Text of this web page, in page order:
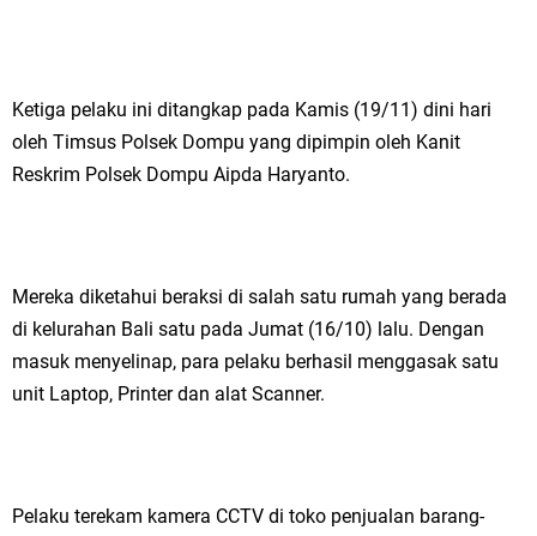
Ketiga pelaku ini ditangkap pada Kamis (19/11) dini hari
oleh Timsus Polsek Dompu yang dipimpin oleh Kanit
Reskrim Polsek Dompu Aipda Haryanto.
Mereka diketahui beraksi di salah satu rumah yang berada
di kelurahan Bali satu pada Jumat (16/10) lalu. Dengan
masuk menyelinap, para pelaku berhasil menggasak satu
unit Laptop, Printer dan alat Scanner.
Pelaku terekam kamera CCTV di toko penjualan barang-